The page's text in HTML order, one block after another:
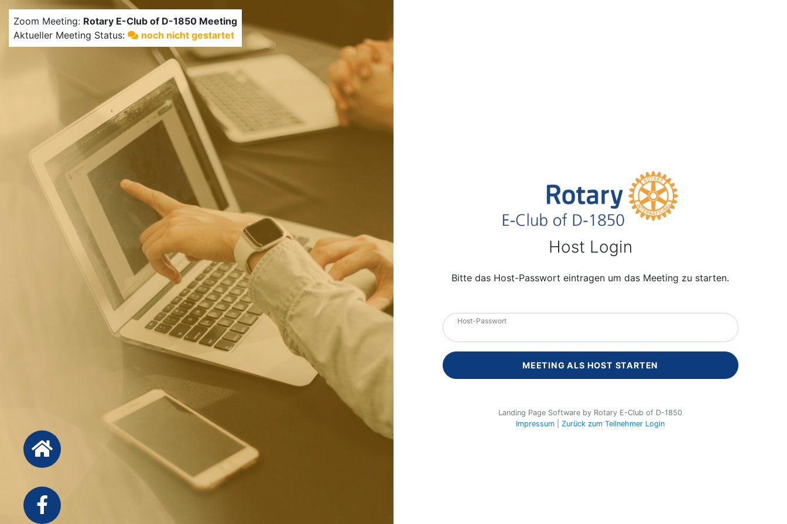
Zoom Meeting: Rotary E-Club of D-1850 Meeting
Aktueller Meeting Status:
noch nicht gestartet
Host Login
Bitte das Host-Passwort eintragen um das Meeting zu starten.
Host-Passwort
MEETING ALS HOST STARTEN
Landing Page Software by Rotary E-Club of D-1850
Impressum
Zurück zum Teilnehmer Login